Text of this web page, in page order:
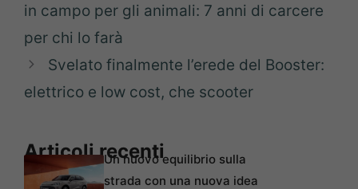
in campo per gli animali: 7 anni di carcere
per chi lo farà
Svelato finalmente l’erede del Booster:
elettrico e low cost, che scooter
Articoli recentiUn nuovo equilibrio sulla
strada con una nuova idea